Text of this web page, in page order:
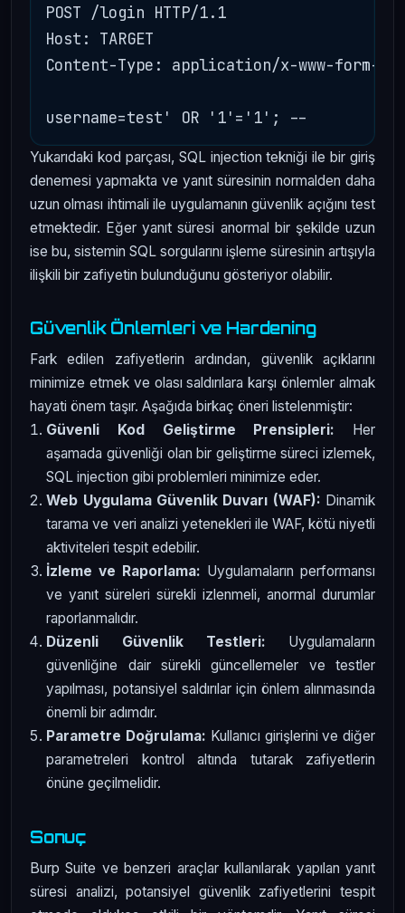
POST /login HTTP/1.1
Host: TARGET
Content-Type: application/x-www-form-
Yukarıdaki kod parçası, SQL injection tekniği ile bir giriş
denemesi yapmakta ve yanıt süresinin normalden daha
uzun olması ihtimali ile uygulamanın güvenlik açığını test
etmektedir. Eğer yanıt süresi anormal bir şekilde uzun
ise bu, sistemin SQL sorgularını işleme süresinin artışıyla
ilişkili bir zafiyetin bulunduğunu gösteriyor olabilir.
Güvenlik Önlemleri ve Hardening
Fark edilen zafiyetlerin ardından, güvenlik açıklarını
minimize etmek ve olası saldırılara karşı önlemler almak
hayati önem taşır. Aşağıda birkaç öneri listelenmiştir:
Güvenli Kod Geliştirme Prensipleri: Her
aşamada güvenliği olan bir geliştirme süreci izlemek,
SQL injection gibi problemleri minimize eder.
Web Uygulama Güvenlik Duvarı (WAF): Dinamik
tarama ve veri analizi yetenekleri ile WAF, kötü niyetli
aktiviteleri tespit edebilir.
İzleme ve Raporlama: Uygulamaların performansı
ve yanıt süreleri sürekli izlenmeli, anormal durumlar
raporlanmalıdır.
Düzenli Güvenlik Testleri: Uygulamaların
güvenliğine dair sürekli güncellemeler ve testler
yapılması, potansiyel saldırılar için önlem alınmasında
önemli bir adımdır.
Parametre Doğrulama: Kullanıcı girişlerini ve diğer
parametreleri kontrol altında tutarak zafiyetlerin
önüne geçilmelidir.
Sonuç
Burp Suite ve benzeri araçlar kullanılarak yapılan yanıt
süresi analizi, potansiyel güvenlik zafiyetlerini tespit